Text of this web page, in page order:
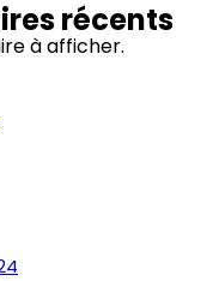
récents
à afficher.